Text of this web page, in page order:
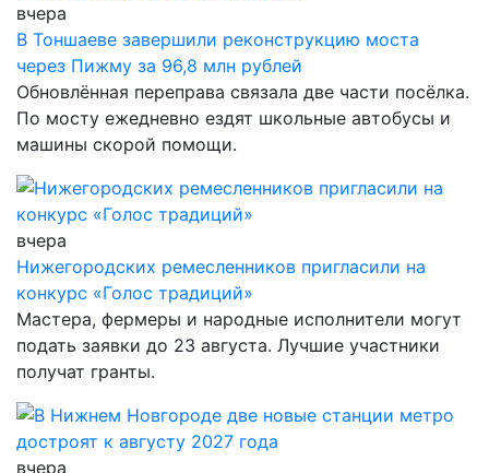
вчера
В Тоншаеве завершили реконструкцию моста
через Пижму за 96,8 млн рублей
Обновлённая переправа связала две части посёлка.
По мосту ежедневно ездят школьные автобусы и
машины скорой помощи.
вчера
Нижегородских ремесленников пригласили на
конкурс «Голос традиций»
Мастера, фермеры и народные исполнители могут
подать заявки до 23 августа. Лучшие участники
получат гранты.
вчера